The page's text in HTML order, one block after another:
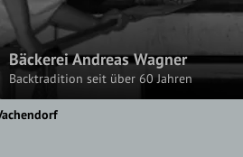
Bäckerei Andreas Wagner
Backtradition seit über 60 Jahren